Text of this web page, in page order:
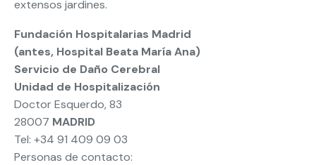
extensos jardines.
Fundación Hospitalarias Madrid
(antes, Hospital Beata María Ana)
Servicio de Daño Cerebral
Unidad de Hospitalización
Doctor Esquerdo, 83
28007 MADRID
Tel: +34 91 409 09 03
Personas de contacto: